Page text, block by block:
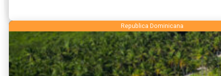
Republica Dominicana